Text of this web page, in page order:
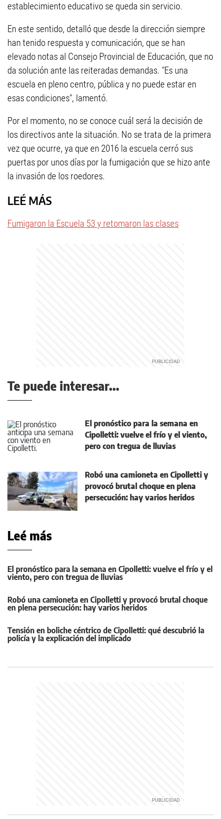
establecimiento educativo se queda sin servicio.
En este sentido, detalló que desde la dirección siempre
han tenido respuesta y comunicación, que se han
elevado notas al Consejo Provincial de Educación, que no
da solución ante las reiteradas demandas. "Es una
escuela en pleno centro, pública y no puede estar en
esas condiciones", lamentó.
Por el momento, no se conoce cuál será la decisión de
los directivos ante la situación. No se trata de la primera
vez que ocurre, ya que en 2016 la escuela cerró sus
puertas por unos días por la fumigación que se hizo ante
la invasión de los roedores.
LEÉ MÁS
Fumigaron la Escuela 53 y retomaron las clases
Te puede interesar...
El pronóstico para la semana en
Cipolletti: vuelve el frío y el viento,
pero con tregua de lluvias
Robó una camioneta en Cipolletti y
provocó brutal choque en plena
persecución: hay varios heridos
Leé más
El pronóstico para la semana en Cipolletti: vuelve el frío y el
viento, pero con tregua de lluvias
Robó una camioneta en Cipolletti y provocó brutal choque
en plena persecución: hay varios heridos
Tensión en boliche céntrico de Cipolletti: qué descubrió la
policía y la explicación del implicado